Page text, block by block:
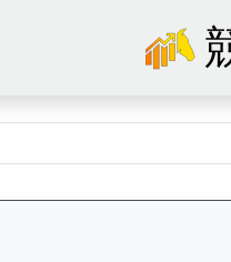
精益飛駒（L386）—